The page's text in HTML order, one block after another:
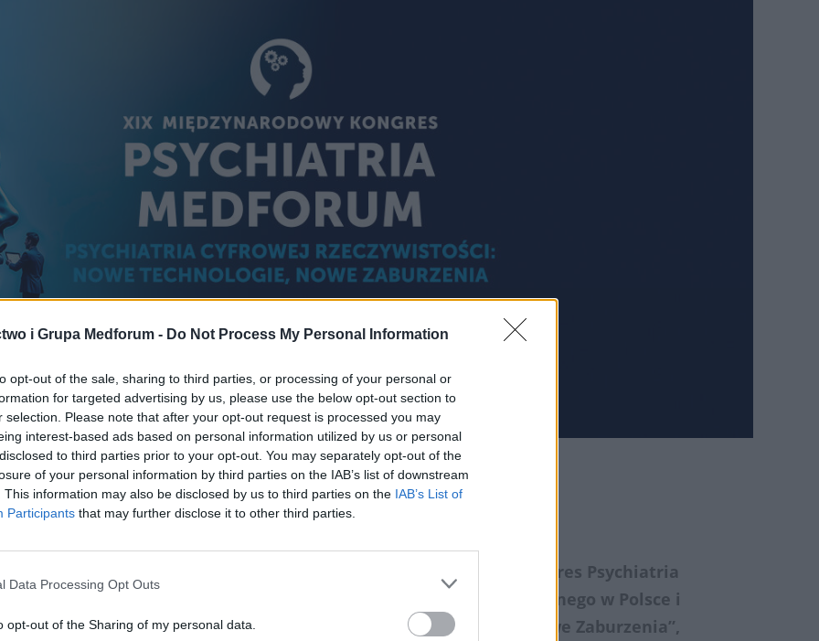
i Grupa Medforum - Do Not Process My Personal Information
opt-out of the sale, sharing to third parties, or processing of your personal or
for targeted advertising by us, please use the below opt-out section to
selection. Please note that after your opt-out request is processed you may
interest-based ads based on personal information utilized by us or personal
to third parties prior to your opt-out. You may separately opt-out of the
of your personal information by third parties on the IAB’s list of downstream
This information may also be disclosed by us to third parties on the IAB’s List of
Participants that may further disclose it to other third parties.
Data Processing Opt Outs
opt-out of the Sharing of my personal data.
2025 – grudzień w Wiśle
Gołębiewski w Wiśle odbędzie się XIX Międzynarodowy Kongres Psychiatria
najważniejszych przedstawicieli środowiska psychiatrycznego w Polsce i
„Psychiatria Cyfrowej Rzeczywistości: Nowe Technologie, Nowe Zaburzenia”,